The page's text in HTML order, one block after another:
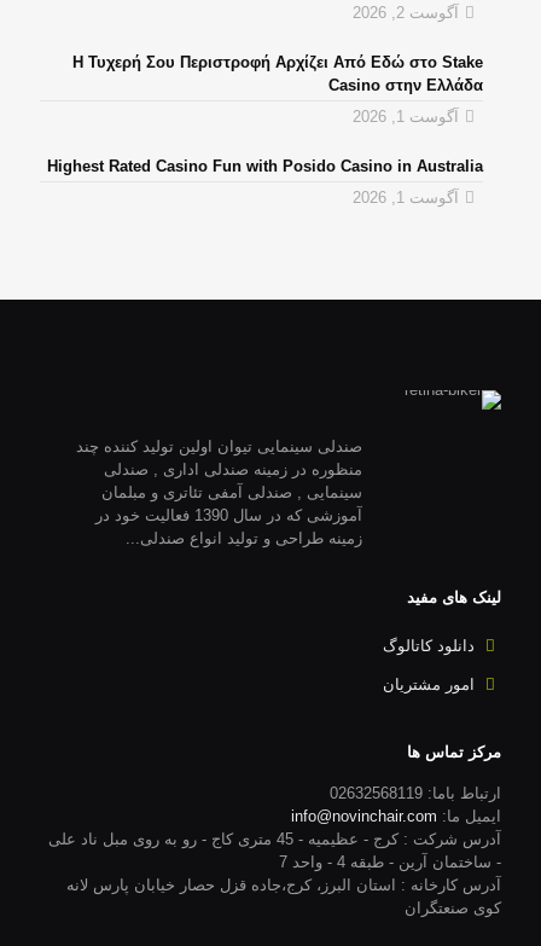
آگوست 2, 2026
Η Τυχερή Σου Περιστροφή Αρχίζει Από Εδώ στο Stake
Casino στην Ελλάδα
آگوست 1, 2026
Highest Rated Casino Fun with Posido Casino in Australia
آگوست 1, 2026
صندلی سینمایی تیوان اولین تولید کننده چند
منظوره در زمینه صندلی اداری , صندلی
سینمایی , صندلی آمفی تئاتری و مبلمان
آموزشی که در سال 1390 فعالیت خود در
زمینه طراحی و تولید انواع صندلی...
لینک های مفید
دانلود کاتالوگ
امور مشتریان
مرکز تماس ها
ارتباط باما: 02632568119
ایمیل ما: info@novinchair.com
آدرس شرکت : کرج - عظیمیه - 45 متری کاج - رو به روی مبل ناد علی
- ساختمان آرین - طبقه 4 - واحد 7
آدرس کارخانه : استان البرز، کرج،جاده قزل حصار خیابان پارس لانه
کوی صنعتگران